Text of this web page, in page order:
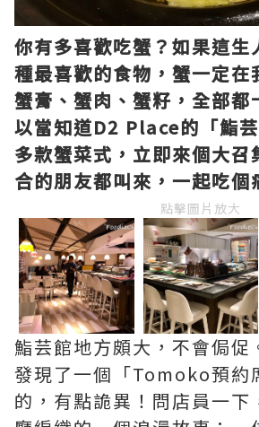
你有多喜歡吃蟹？如果這生
種最喜歡的食物，蟹一定在
蟹膏、蟹肉、蟹籽，全部都
以當知道D2 Place的「鮨
多款蟹菜式，立即來個大召
合的朋友都叫來，一起吃個
點擊圖片放大
鮨芸館地方頗大，不會侷促
發現了一個「Tomoko預約
的，有點詭異！問店員一下